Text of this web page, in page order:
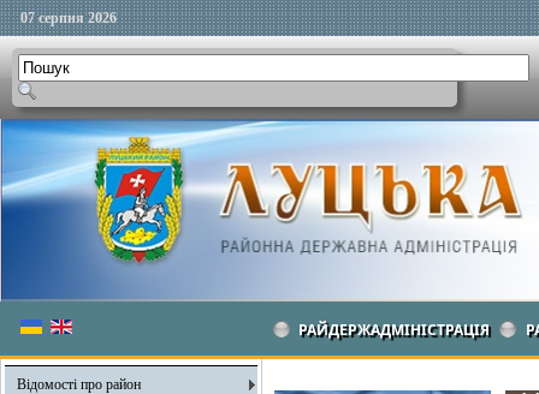
07 серпня 2026
РАЙДЕРЖАДМІНІСТРАЦІЯ
Відомості про район